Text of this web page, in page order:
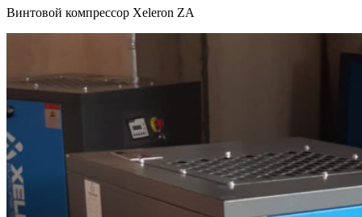
Винтовой компрессор Xeleron ZA